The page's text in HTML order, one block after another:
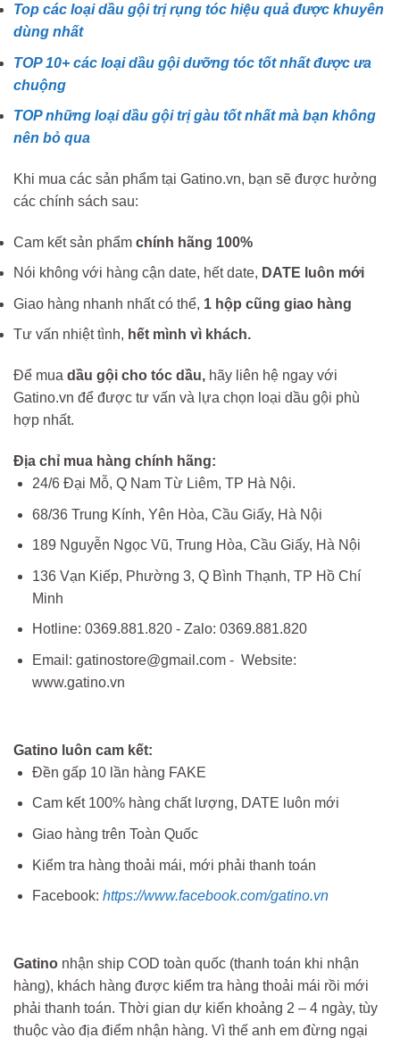
Top các loại dầu gội trị rụng tóc hiệu quả được khuyên
dùng nhất
TOP 10+ các loại dầu gội dưỡng tóc tốt nhất được ưa
chuộng
TOP những loại dầu gội trị gàu tốt nhất mà bạn không
nên bỏ qua
Khi mua các sản phẩm tại Gatino.vn, bạn sẽ được hưởng
các chính sách sau:
Cam kết sản phẩm chính hãng 100%
Nói không với hàng cận date, hết date, DATE luôn mới
Giao hàng nhanh nhất có thể, 1 hộp cũng giao hàng
Tư vấn nhiệt tình, hết mình vì khách.
Để mua dầu gội cho tóc dầu, hãy liên hệ ngay với
Gatino.vn để được tư vấn và lựa chọn loại dầu gội phù
hợp nhất.
Địa chỉ mua hàng chính hãng:
24/6 Đại Mỗ, Q Nam Từ Liêm, TP Hà Nội.
68/36 Trung Kính, Yên Hòa, Cầu Giấy, Hà Nội
189 Nguyễn Ngọc Vũ, Trung Hòa, Cầu Giấy, Hà Nội
136 Vạn Kiếp, Phường 3, Q Bình Thạnh, TP Hồ Chí
Minh
Hotline: 0369.881.820 - Zalo: 0369.881.820
Email: gatinostore@gmail.com - Website:
www.gatino.vn
Gatino luôn cam kết:
Đền gấp 10 lần hàng FAKE
Cam kết 100% hàng chất lượng, DATE luôn mới
Giao hàng trên Toàn Quốc
Kiểm tra hàng thoải mái, mới phải thanh toán
Facebook: https://www.facebook.com/gatino.vn
Gatino nhận ship COD toàn quốc (thanh toán khi nhận
hàng), khách hàng được kiểm tra hàng thoải mái rồi mới
phải thanh toán. Thời gian dự kiến khoảng 2 – 4 ngày, tùy
thuộc vào địa điểm nhận hàng. Vì thế anh em đừng ngại